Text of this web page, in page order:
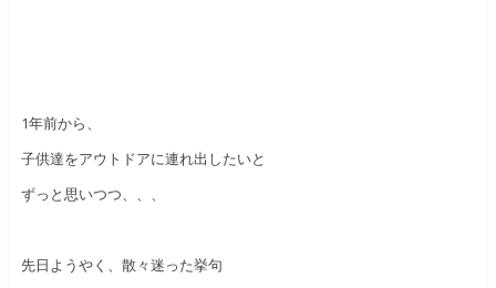
1年前から、
子供達をアウトドアに連れ出したいと
ずっと思いつつ、、、
先日ようやく、散々迷った挙句